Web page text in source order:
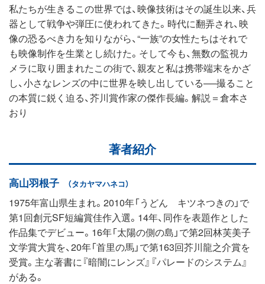
私たちが生きるこの世界では、映像技術はその誕生以来、兵
器として戦争や弾圧に使われてきた。時代に翻弄され、映
像の恐るべき力を知りながら、“一族”の女性たちはそれで
も映像制作を生業とし続けた。そして今も、無数の監視カ
メラに取り囲まれたこの街で、親友と私は携帯端末をかざ
し、小さなレンズの中に世界を映し出している──撮ること
の本質に鋭く迫る、芥川賞作家の傑作長編。解説＝倉本さ
おり
著者紹介
高山羽根子 （タカヤマハネコ）
1975年富山県生まれ。2010年「うどん キツネつきの」で
第1回創元SF短編賞佳作入選。14年、同作を表題作とした
作品集でデビュー。16年「太陽の側の島」で第2回林芙美子
文学賞大賞を、20年「首里の馬」で第163回芥川龍之介賞を
受賞。主な著書に『暗闇にレンズ』『パレードのシステム』
がある。